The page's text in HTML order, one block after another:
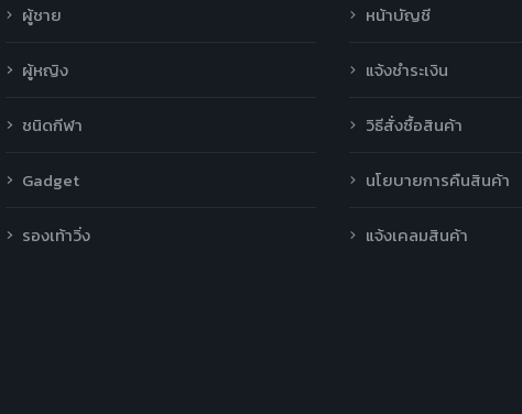
ผู้ชาย
ผู้หญิง
ชนิดกีฬา
Gadget
รองเท้าวิ่ง
หน้าบัญชี
แจ้งชำระเงิน
วิธีสั่งซื้อสินค้า
นโยบายการคืนสินค้า
แจ้งเคลมสินค้า